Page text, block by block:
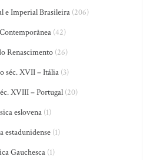
e Imperial Brasileira(206)
(42)
Renascimento (26)
séc. XVII – Itália (3)
XVIII – Portugal (20)
eslovena(1)
estadunidense(1)
Gauchesca(1)